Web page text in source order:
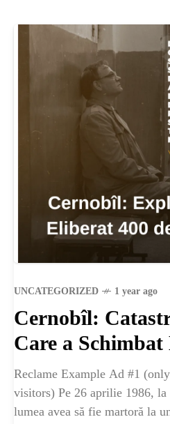
UNCATEGORIZED 1 year ago
Cernobîl:
Care a Schimbat
Reclame Example Ad #1
visitors) Pe 26 aprilie 1986, la
lumea avea să fie martoră la